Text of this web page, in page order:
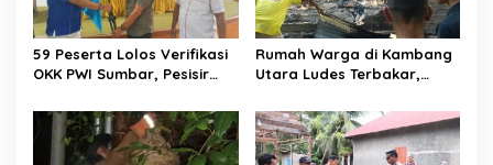
59 Peserta Lolos Verifikasi
OKK PWI Sumbar, Pesisir
11 Peserta
Rumah Warga di Kambang
Utara Ludes Terbakar,
Jembatan Gantung